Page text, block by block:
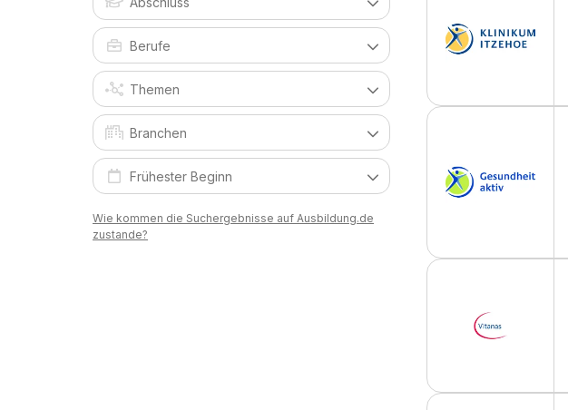
Wie kommen die Suchergebnisse auf Ausbildung.de
zustande?